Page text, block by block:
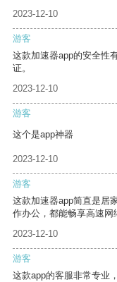
2023-12-10
游客
这款加速器app的安全性
证。
2023-12-10
游客
这个是app神器
2023-12-10
游客
这款加速器app简直是居
作办公，都能畅享高速网
2023-12-10
游客
这款app的客服非常专业